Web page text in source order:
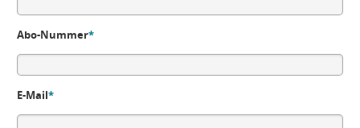
Abo-Nummer*
E-Mail*